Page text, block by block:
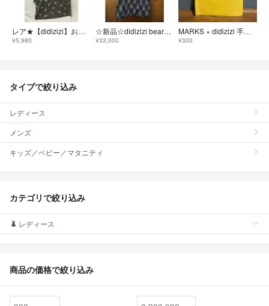
レア★【didizizi】お手紙と犬のかわいい総柄デザイン★千鳥デニムワンピース
¥5,980
☆新品☆didizizi bearロングコート
¥33,000
MARKS × didizizi 手帳カバー スケジュール帳カバー B6 黄色
¥300
タイプで絞り込み
レディース
メンズ
キッズ／ベビー／マタニティ
カテゴリで絞り込み
レディース
商品の価格で絞り込み